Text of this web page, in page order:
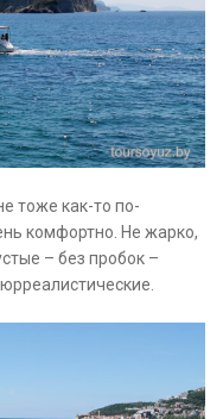
тоже как-то по-
комфортно. Не жарко,
– без пробок –